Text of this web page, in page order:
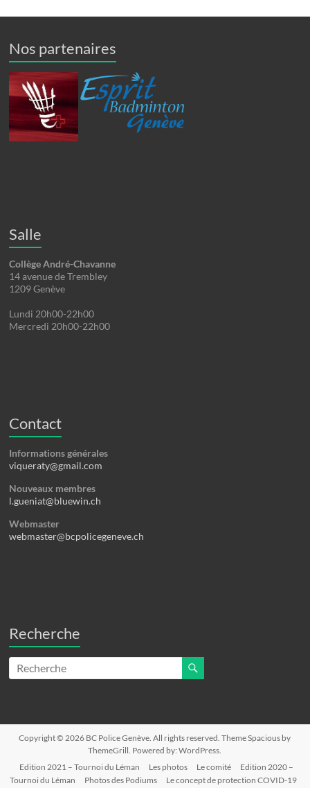
Nos partenaires
Salle
Collège André-Chavanne
14 avenue de Trembley
1209 Genève
Lundi 20h00-22h00
Mercredi 20h00-22h00
Contact
Informations générales
viqueraty@gmail.com
Nouveaux membres
l.gueniat@bluewin.ch
Webmaster
webmaster@bcpolicegeneve.ch
Recherche
Copyright © 2026 BC Police Genève . All rights reserved. ThemeSpacious by
ThemeGrill. Powered by:WordPress
Edition 2021 – Tournoi du Léman
Les photos Le comité
Edition 2020 –
Tournoi du Léman
Photos des Podiums
Le concept de protection COVID-19